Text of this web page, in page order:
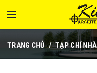
TRANG CHỦ TẠP CHÍ